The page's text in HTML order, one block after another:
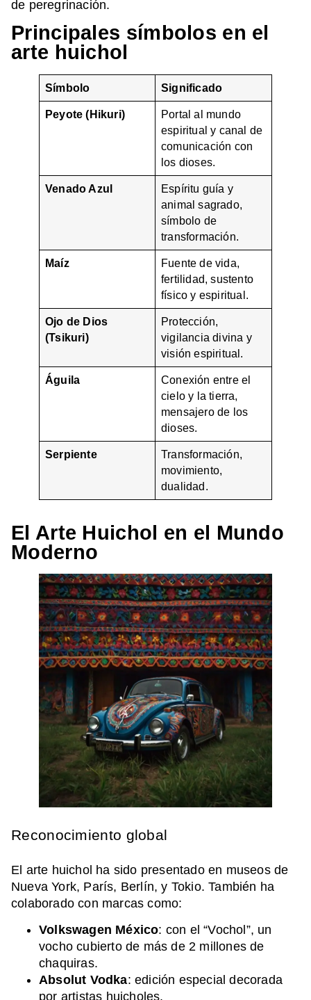
de peregrinación.
Principales símbolos en el
arte huichol
Símbolo Significado
Peyote (Hikuri)
Portal al mundo
espiritual y canal de
comunicación con
los dioses.
Venado Azul
Espíritu guía y
animal sagrado,
símbolo de
transformación.
Maíz
Fuente de vida,
fertilidad, sustento
físico y espiritual.
Ojo de Dios
(Tsikuri)
Protección,
vigilancia divina y
visión espiritual.
Águila
Conexión entre el
cielo y la tierra,
mensajero de los
dioses.
Serpiente
Transformación,
movimiento,
dualidad.
El Arte Huichol en el Mundo
Moderno
Reconocimiento global
El arte huichol ha sido presentado en museos de
Nueva York, París, Berlín, y Tokio. También ha
colaborado con marcas como:
Volkswagen México: con el “Vochol”, un
vocho cubierto de más de 2 millones de
chaquiras.
Absolut Vodka: edición especial decorada
por artistas huicholes.